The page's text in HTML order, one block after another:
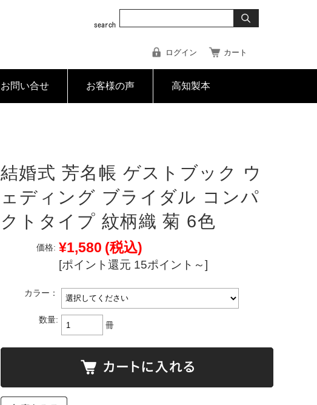
ログイン カート
お問い合せ お客様の声 高知製本
結婚式 芳名帳 ゲストブック ウ
ェディング ブライダル コンパ
クトタイプ 紋柄織 菊 6色
価格: ¥1,580 (税込)
[ポイント還元 15ポイント～]
カラー：
数量:
冊